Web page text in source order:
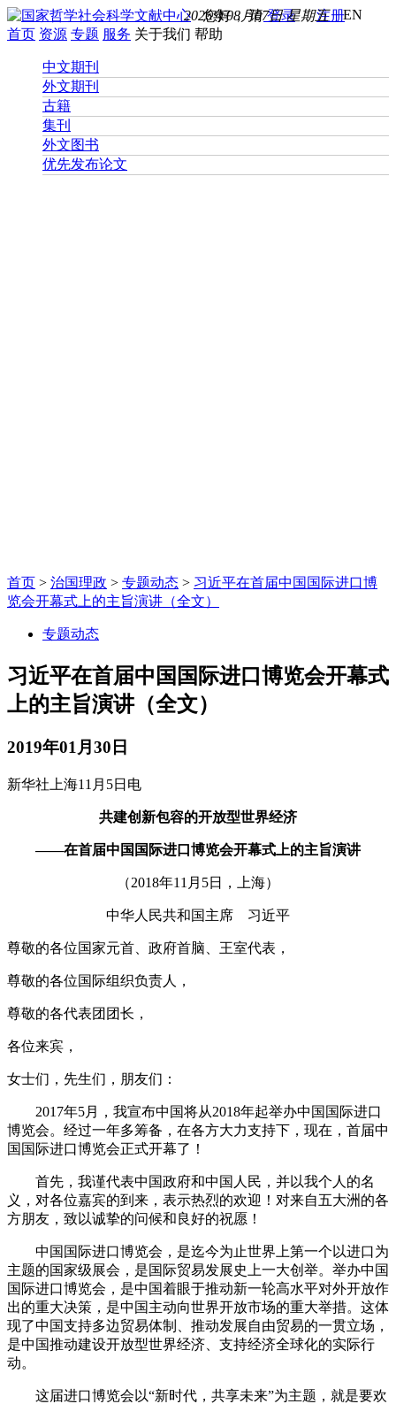
您好， 请登录 注册EN
2026年08月07日 星期五
首页 资源 专题 服务 关于我们 帮助
中文期刊
外文期刊
古籍
集刊
外文图书
优先发布论文
首页 > 治国理政 > 专题动态 > 习近平在首届中国国际进口博
览会开幕式上的主旨演讲（全文）
专题动态
习近平在首届中国国际进口博览会开幕式
上的主旨演讲（全文）
2019年01月30日
新华社上海11月5日电
共建创新包容的开放型世界经济
——在首届中国国际进口博览会开幕式上的主旨演讲
（2018年11月5日，上海）
中华人民共和国主席 习近平
尊敬的各位国家元首、政府首脑、王室代表，
尊敬的各位国际组织负责人，
尊敬的各代表团团长，
各位来宾，
女士们，先生们，朋友们：
2017年5月，我宣布中国将从2018年起举办中国国际进口
博览会。经过一年多筹备，在各方大力支持下，现在，首届中
国国际进口博览会正式开幕了！
首先，我谨代表中国政府和中国人民，并以我个人的名
义，对各位嘉宾的到来，表示热烈的欢迎！对来自五大洲的各
方朋友，致以诚挚的问候和良好的祝愿！
中国国际进口博览会，是迄今为止世界上第一个以进口为
主题的国家级展会，是国际贸易发展史上一大创举。举办中国
国际进口博览会，是中国着眼于推动新一轮高水平对外开放作
出的重大决策，是中国主动向世界开放市场的重大举措。这体
现了中国支持多边贸易体制、推动发展自由贸易的一贯立场，
是中国推动建设开放型世界经济、支持经济全球化的实际行
动。
这届进口博览会以“新时代，共享未来”为主题，就是要欢